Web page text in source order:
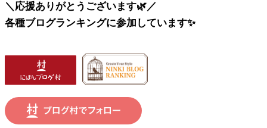
＼応援ありがとうございます🌿／
各種ブログランキングに参加しています✨